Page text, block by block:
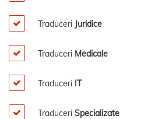
Traduceri Juridice
Traduceri Medicale
Traduceri IT
Traduceri Specializate